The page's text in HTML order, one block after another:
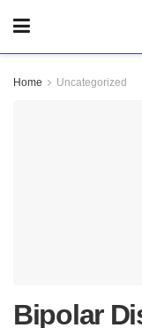
Home Uncategorized
Bipolar